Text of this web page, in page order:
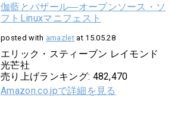
伽藍とバザール―オープンソース・ソ
フトLinuxマニフェスト
posted with amazlet at 15.05.28
エリック・スティーブン レイモンド
光芒社
売り上げランキング: 482,470
Amazon.co.jpで詳細を見る